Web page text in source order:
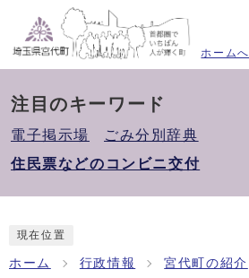
ホームへ
注目のキーワード
電子掲示場
ごみ分別辞典
住民票などのコンビニ交付
現在位置
ホーム 行政情報 宮代町の紹介